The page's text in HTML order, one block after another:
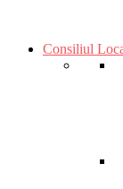
Consiliul